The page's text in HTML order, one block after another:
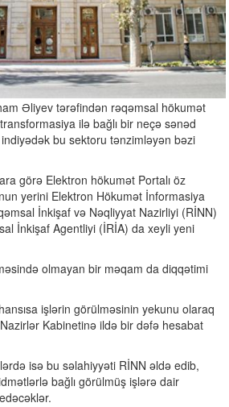
Əliyev tərəfindən rəqəmsal hökumət
ilə bağlı bir neçə sənəd
bu sektoru tənzimləyən bəzi
görə Elektron hökumət Portalı öz
yerini Elektron Hökumət İnformasiya
İnkişaf və Nəqliyyat Nazirliyi (RİNN)
İnkişaf Agentliyi (İRİA) da xeyli yeni
olmayan bir məqam da diqqətimi
işlərin görülməsinin yekunu olaraq
Kabinetinə ildə bir dəfə hesabat
isə bu səlahiyyəti RİNN əldə edib,
bağlı görülmüş işlərə dair